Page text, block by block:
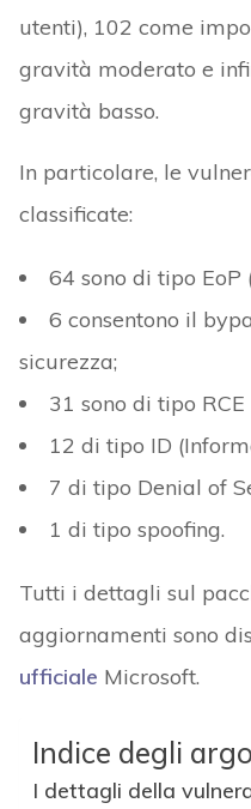
utenti), 102 come
gravità moderato e
gravità basso.
In particolare, le
classificate:
64 sono di tipo
6 consentono il
sicurezza;
31 sono di tipo
12 di tipo ID
7 di tipo Denial of
1 di tipo spoofing.
Tutti i dettagli sul
aggiornamenti sono
ufficiale Microsoft.
Indice degli
I dettagli della